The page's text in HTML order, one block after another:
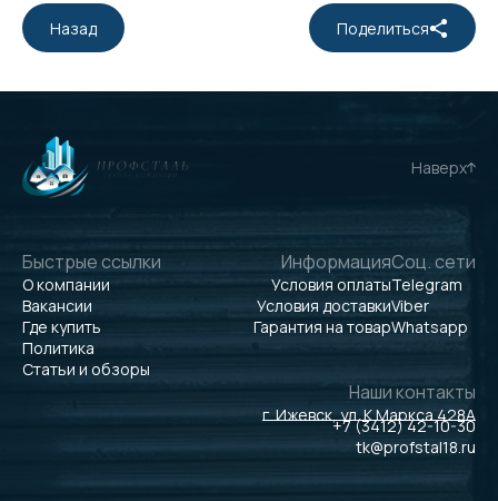
Назад Поделиться
Наверх
Быстрые ссылки
О компании
Вакансии
Где купить
Политика
Статьи и обзоры
Информация
Условия оплаты
Условия доставки
Гарантия на товар
Соц. сети
Telegram
Viber
Whatsapp
Наши контакты
г. Ижевск, ул. К.Маркса 428А
+7 (3412) 42-10-30
tk@profstal18.ru